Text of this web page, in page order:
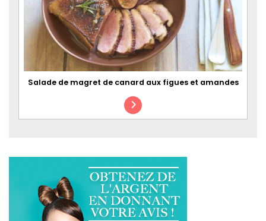
Salade de magret de canard aux figues et amandes